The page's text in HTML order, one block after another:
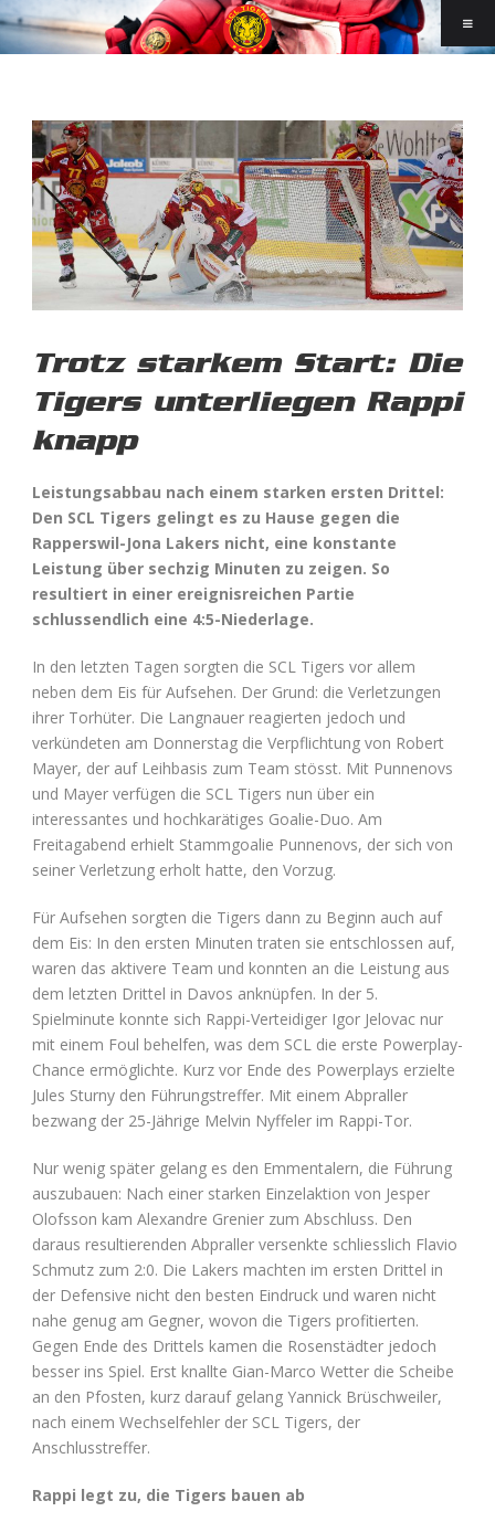
Trotz starkem Start: Die
Tigers unterliegen Rappi
knapp
Leistungsabbau nach einem starken ersten Drittel:
Den SCL Tigers gelingt es zu Hause gegen die
Rapperswil-Jona Lakers nicht, eine konstante
Leistung über sechzig Minuten zu zeigen. So
resultiert in einer ereignisreichen Partie
schlussendlich eine 4:5-Niederlage.
In den letzten Tagen sorgten die SCL Tigers vor allem
neben dem Eis für Aufsehen. Der Grund: die Verletzungen
ihrer Torhüter. Die Langnauer reagierten jedoch und
verkündeten am Donnerstag die Verpflichtung von Robert
Mayer, der auf Leihbasis zum Team stösst. Mit Punnenovs
und Mayer verfügen die SCL Tigers nun über ein
interessantes und hochkarätiges Goalie-Duo. Am
Freitagabend erhielt Stammgoalie Punnenovs, der sich von
seiner Verletzung erholt hatte, den Vorzug.
Für Aufsehen sorgten die Tigers dann zu Beginn auch auf
dem Eis: In den ersten Minuten traten sie entschlossen auf,
waren das aktivere Team und konnten an die Leistung aus
dem letzten Drittel in Davos anknüpfen. In der 5.
Spielminute konnte sich Rappi-Verteidiger Igor Jelovac nur
mit einem Foul behelfen, was dem SCL die erste Powerplay-
Chance ermöglichte. Kurz vor Ende des Powerplays erzielte
Jules Sturny den Führungstreffer. Mit einem Abpraller
bezwang der 25-Jährige Melvin Nyffeler im Rappi-Tor.
Nur wenig später gelang es den Emmentalern, die Führung
auszubauen: Nach einer starken Einzelaktion von Jesper
Olofsson kam Alexandre Grenier zum Abschluss. Den
daraus resultierenden Abpraller versenkte schliesslich Flavio
Schmutz zum 2:0. Die Lakers machten im ersten Drittel in
der Defensive nicht den besten Eindruck und waren nicht
nahe genug am Gegner, wovon die Tigers profitierten.
Gegen Ende des Drittels kamen die Rosenstädter jedoch
besser ins Spiel. Erst knallte Gian-Marco Wetter die Scheibe
an den Pfosten, kurz darauf gelang Yannick Brüschweiler,
nach einem Wechselfehler der SCL Tigers, der
Anschlusstreffer.
Rappi legt zu, die Tigers bauen ab